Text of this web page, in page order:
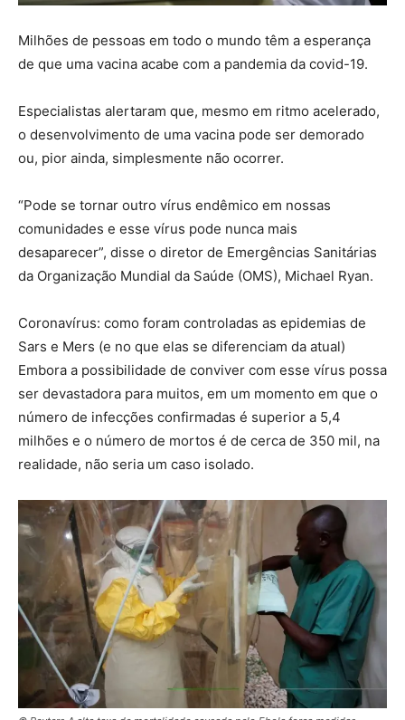
Milhões de pessoas em todo o mundo têm a esperança
de que uma vacina acabe com a pandemia da covid-19.
Especialistas alertaram que, mesmo em ritmo acelerado,
o desenvolvimento de uma vacina pode ser demorado
ou, pior ainda, simplesmente não ocorrer.
“Pode se tornar outro vírus endêmico em nossas
comunidades e esse vírus pode nunca mais
desaparecer”, disse o diretor de Emergências Sanitárias
da Organização Mundial da Saúde (OMS), Michael Ryan.
Coronavírus: como foram controladas as epidemias de
Sars e Mers (e no que elas se diferenciam da atual)
Embora a possibilidade de conviver com esse vírus possa
ser devastadora para muitos, em um momento em que o
número de infecções confirmadas é superior a 5,4
milhões e o número de mortos é de cerca de 350 mil, na
realidade, não seria um caso isolado.